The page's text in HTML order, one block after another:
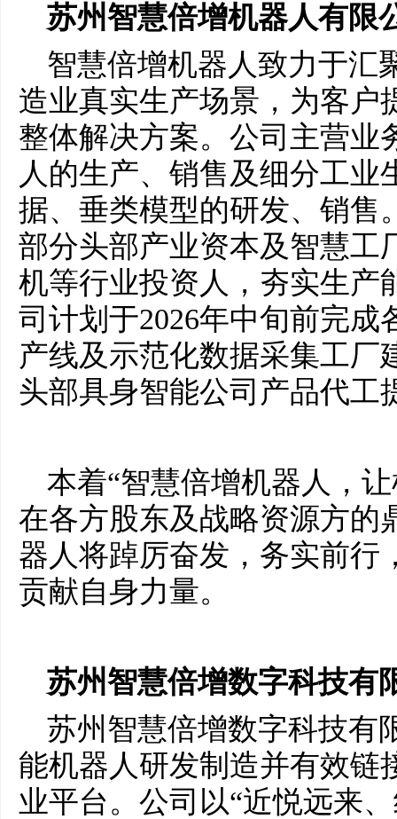
苏州智慧倍增机器人有限
智慧倍增机器人致力于汇
造业真实生产场景，为客户
整体解决方案。公司主营业
人的生产、销售及细分工业
据、垂类模型的研发、销售
部分头部产业资本及智慧工
机等行业投资人，夯实生产
司计划于2026年中旬前完
产线及示范化数据采集工厂
头部具身智能公司产品代工
本着“智慧倍增机器人，
在各方股东及战略资源方的
器人将踔厉奋发，务实前行
贡献自身力量。
苏州智慧倍增数字科技有
苏州智慧倍增数字科技有
能机器人研发制造并有效链
业平台。公司以“近悦远来